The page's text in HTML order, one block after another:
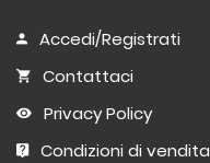
Accedi/Registrati
Contattaci
Privacy Policy
Condizioni di vendita